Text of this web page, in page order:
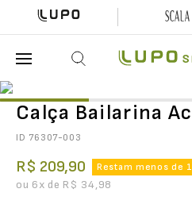
Calça Bailarina
ID 76307-003
R$ 209,90 Restam menos de
ou 6x de R$ 34,98